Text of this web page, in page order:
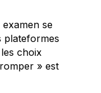
se
plateformes
choix
» est